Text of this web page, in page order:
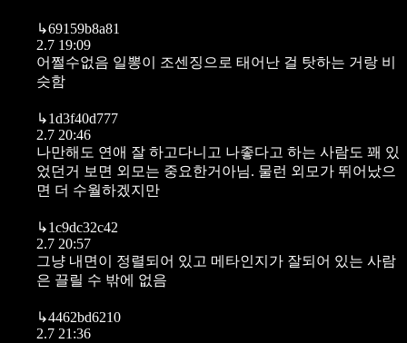
↳69159b8a81
2.7 19:09
어쩔수없음 일뽕이 조센징으로 태어난 걸 탓하는 거랑 비
슷함
↳1d3f40d777
2.7 20:46
나만해도 연애 잘 하고다니고 나좋다고 하는 사람도 꽤 있
었던거 보면 외모는 중요한거아님. 물런 외모가 뛰어났으
면 더 수월하겠지만
↳1c9dc32c42
2.7 20:57
그냥 내면이 정렬되어 있고 메타인지가 잘되어 있는 사람
은 끌릴 수 밖에 없음
↳4462bd6210
2.7 21:36